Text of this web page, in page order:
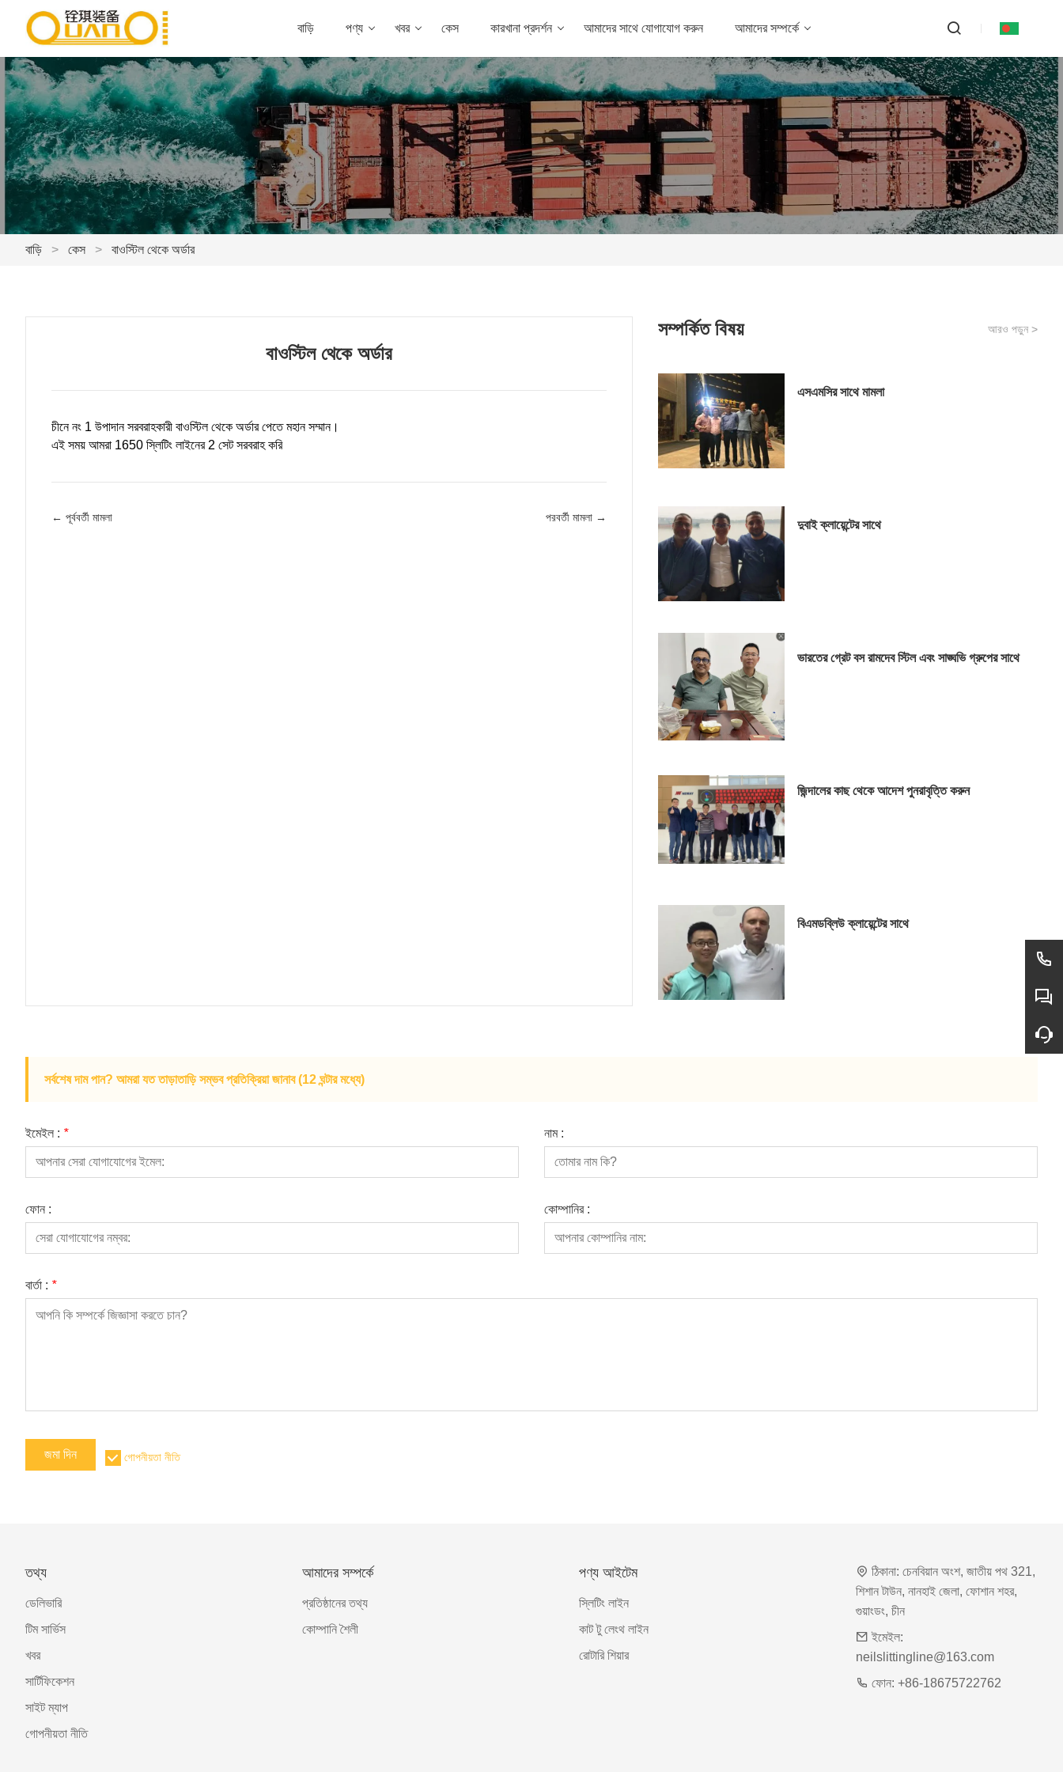
বাড়ি পণ্য খবর কেস কারখানা প্রদর্শন আমাদের সাথে যোগাযোগ করুন আমাদের সম্পর্কে
বাড়ি > কেস > বাওস্টিল থেকে অর্ডার
বাওস্টিল থেকে অর্ডার
চীনে নং 1 উপাদান সরবরাহকারী বাওস্টিল থেকে অর্ডার পেতে মহান সম্মান।
এই সময় আমরা 1650 স্লিটিং লাইনের 2 সেট সরবরাহ করি
← পূর্ববর্তী মামলা পরবর্তী মামলা →
সম্পর্কিত বিষয় আরও পড়ুন >
এসএমসির সাথে মামলা
দুবাই ক্লায়েন্টের সাথে
ভারতের গ্রেট বস রামদেব স্টিল এবং সাঙ্ঘভি গ্রুপের সাথে
জিন্দালের কাছ থেকে আদেশ পুনরাবৃত্তি করুন
বিএমডব্লিউ ক্লায়েন্টের সাথে
সর্বশেষ দাম পান? আমরা যত তাড়াতাড়ি সম্ভব প্রতিক্রিয়া জানাব (12 ঘন্টার মধ্যে)
ইমেইল : * নাম :
ফোন : কোম্পানির :
বার্তা : *
জমা দিন গোপনীয়তা নীতি
তথ্য
ডেলিভারি
টিম সার্ভিস
খবর
সার্টিফিকেশন
সাইট ম্যাপ
গোপনীয়তা নীতি
আমাদের সম্পর্কে
প্রতিষ্ঠানের তথ্য
কোম্পানি শৈলী
পণ্য আইটেম
স্লিটিং লাইন
কাট টু লেংথ লাইন
রোটারি শিয়ার
ঠিকানা: চেনবিয়ান অংশ, জাতীয় পথ 321,
শিশান টাউন, নানহাই জেলা, ফোশান শহর,
গুয়াংডং, চীন
ইমেইল:
neilslittingline@163.com
ফোন: +86-18675722762